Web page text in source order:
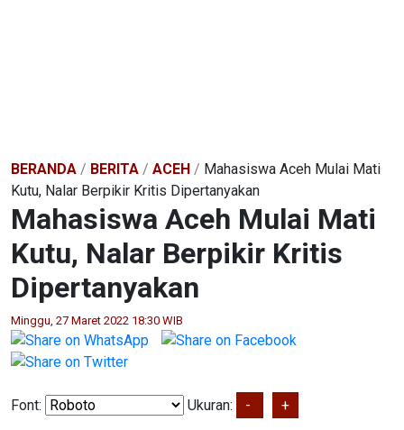
BERANDA / BERITA / ACEH / Mahasiswa Aceh Mulai Mati
Kutu, Nalar Berpikir Kritis Dipertanyakan
Mahasiswa Aceh Mulai Mati
Kutu, Nalar Berpikir Kritis
Dipertanyakan
Minggu, 27 Maret 2022 18:30 WIB
Font: Ukuran: - +